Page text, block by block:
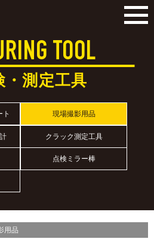
TOOL
・測定工具
ト 現場撮影用品
クラック測定工具
点検ミラー棒
用品